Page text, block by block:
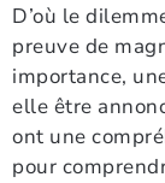
D’où le
preuve de
importance,
elle être
ont une
pour